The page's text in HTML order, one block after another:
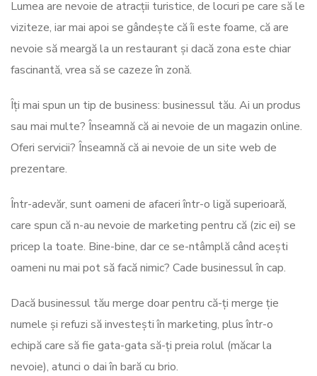
Lumea are nevoie de atracții turistice, de locuri pe care să le
viziteze, iar mai apoi se gândește că îi este foame, că are
nevoie să meargă la un restaurant și dacă zona este chiar
fascinantă, vrea să se cazeze în zonă.
Îți mai spun un tip de business: businessul tău. Ai un produs
sau mai multe? Înseamnă că ai nevoie de un magazin online.
Oferi servicii? Înseamnă că ai nevoie de un site web de
prezentare.
Într-adevăr, sunt oameni de afaceri într-o ligă superioară,
care spun că n-au nevoie de marketing pentru că (zic ei) se
pricep la toate. Bine-bine, dar ce se-ntâmplă când acești
oameni nu mai pot să facă nimic? Cade businessul în cap.
Dacă businessul tău merge doar pentru că-ți merge ție
numele și refuzi să investești în marketing, plus într-o
echipă care să fie gata-gata să-ți preia rolul (măcar la
nevoie), atunci o dai în bară cu brio.